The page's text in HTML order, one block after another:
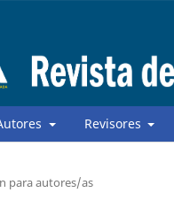
Revisores
para autores/as